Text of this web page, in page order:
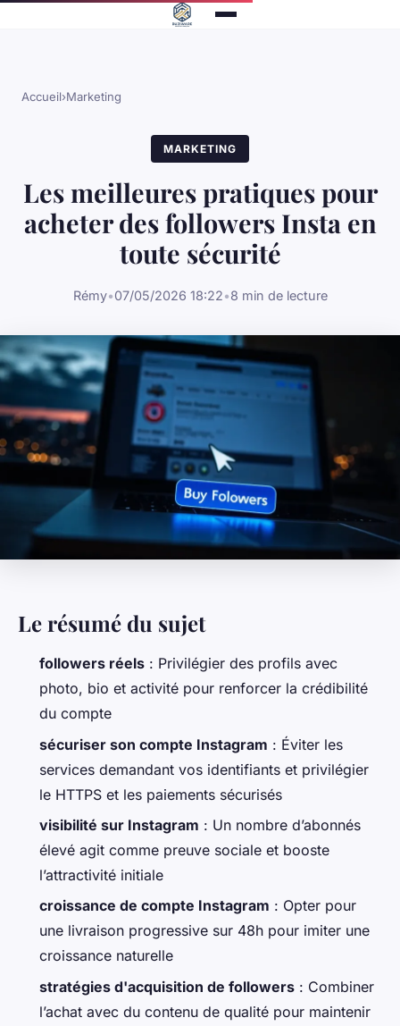
Accueil›Marketing
MARKETING
Les meilleures pratiques pour
acheter des followers Insta en
toute sécurité
Rémy•07/05/2026 18:22•8 min de lecture
Le résumé du sujet
followers réels : Privilégier des profils avec
photo, bio et activité pour renforcer la crédibilité
du compte
sécuriser son compte Instagram : Éviter les
services demandant vos identifiants et privilégier
le HTTPS et les paiements sécurisés
visibilité sur Instagram : Un nombre d’abonnés
élevé agit comme preuve sociale et booste
l’attractivité initiale
croissance de compte Instagram : Opter pour
une livraison progressive sur 48h pour imiter une
croissance naturelle
stratégies d'acquisition de followers : Combiner
l’achat avec du contenu de qualité pour maintenir